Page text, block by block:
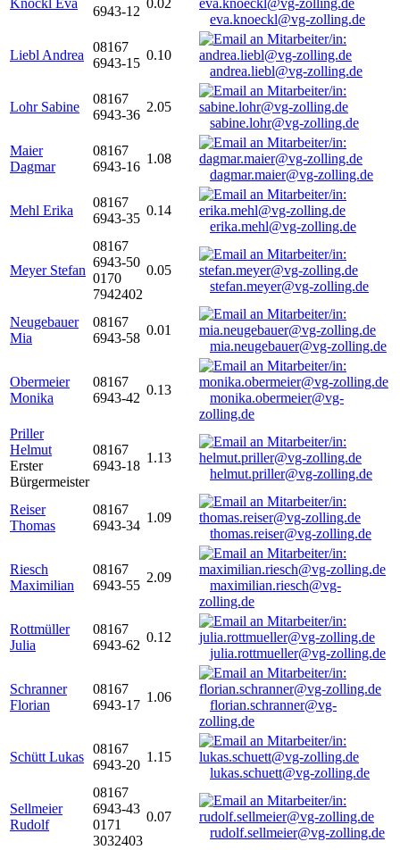
Knöckl Eva
6943-12
0.02
eva.knoeckl@vg-zolling.de
Liebl Andrea
08167
6943-15
0.10
andrea.liebl@vg-zolling.de
Lohr Sabine
08167
6943-36
2.05
sabine.lohr@vg-zolling.de
Maier
Dagmar
08167
6943-16
1.08
dagmar.maier@vg-zolling.de
Mehl Erika
08167
6943-35
0.14
erika.mehl@vg-zolling.de
Meyer Stefan
08167
6943-50
0170
7942402
0.05
stefan.meyer@vg-zolling.de
Neugebauer
Mia
08167
6943-58
0.01
mia.neugebauer@vg-zolling.de
Obermeier
Monika
08167
6943-42
0.13
monika.obermeier@vg-
zolling.de
Priller
Helmut
Erster
Bürgermeister
08167
6943-18
1.13
helmut.priller@vg-zolling.de
Reiser
Thomas
08167
6943-34
1.09
thomas.reiser@vg-zolling.de
Riesch
Maximilian
08167
6943-55
2.09
maximilian.riesch@vg-
zolling.de
Rottmüller
Julia
08167
6943-62
0.12
julia.rottmueller@vg-zolling.de
Schranner
Florian
08167
6943-17
1.06
florian.schranner@vg-
zolling.de
Schütt Lukas
08167
6943-20
1.15
lukas.schuett@vg-zolling.de
Sellmeier
Rudolf
08167
6943-43
0171
3032403
0.07
rudolf.sellmeier@vg-zolling.de